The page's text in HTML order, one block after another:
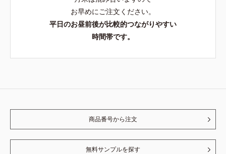
お早めにご注文ください。
平日のお昼前後が比較的つながりやすい
時間帯です。
商品番号から注文
無料サンプルを探す